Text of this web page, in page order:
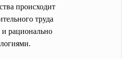
происходит
труда
и рационально